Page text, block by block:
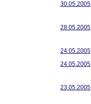
30.05.2005
28.05.2005
24.05.2005
24.05.2005
23.05.2005